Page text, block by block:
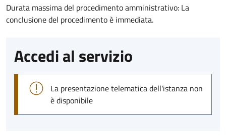
Durata massima del procedimento amministrativo: La
conclusione del procedimento è immediata.
Accedi al servizio
La presentazione telematica dell'istanza non
è disponibile